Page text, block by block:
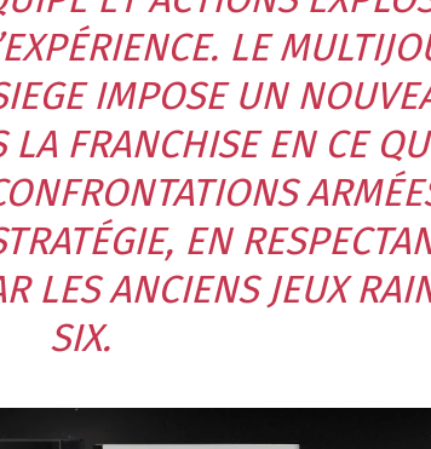
LE
IMPOSE UN
LA FRANCHISE EN CE
EN
LES ANCIENS JEUX
SIX.